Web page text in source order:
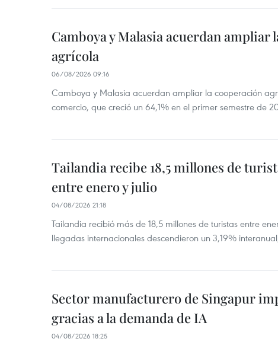
Camboya y Malasia acuerdan ampliar
agrícola
06/08/2026 09:16
Camboya y Malasia acuerdan ampliar la cooperación
comercio, que creció un 64,1% en el primer semestre de
Tailandia recibe 18,5 millones de
entre enero y julio
04/08/2026 21:18
Tailandia recibió más de 18,5 millones de turistas entre
llegadas internacionales descendieron un 3,19%
Sector manufacturero de Singapur
gracias a la demanda de IA
04/08/2026 18:25